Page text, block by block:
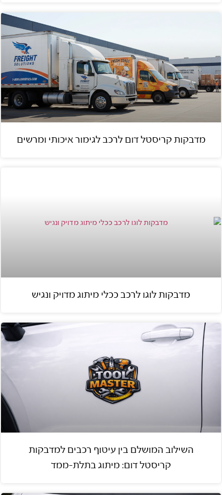
מדבקות קריסטל דום לרכב לגימור איכותי ומרשים
מדבקות לוגו לרכב ככלי מיתוג מדויק ונגיש
השילוב המושלם בין עיטוף רכבים למדבקות
קריסטל דום: מיתוג בתלת-ממד